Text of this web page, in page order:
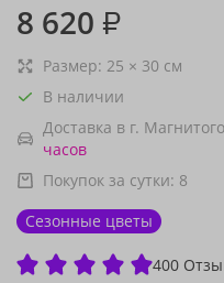
8 620 ₽
Размер: 25 × 30 см
В наличии
Доставка в г.
часов
Покупок за сутки: 8
Сезонные цветы
400